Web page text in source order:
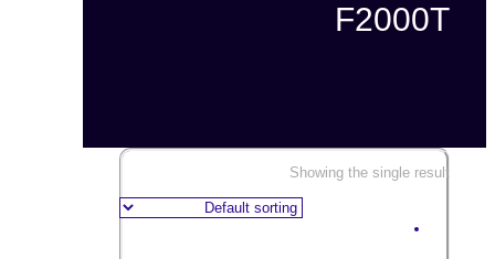
F2000T
Showing the single result